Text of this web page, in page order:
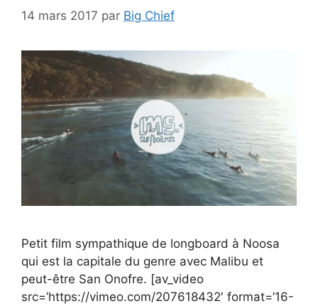
14 mars 2017 par Big Chief
Petit film sympathique de longboard à Noosa
qui est la capitale du genre avec Malibu et
peut-être San Onofre. [av_video
src=’https://vimeo.com/207618432′ format=’16-